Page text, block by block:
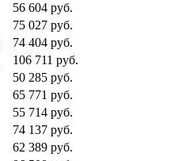
56 604 руб.
75 027 руб.
74 404 руб.
106 711 руб.
50 285 руб.
65 771 руб.
55 714 руб.
74 137 руб.
62 389 руб.